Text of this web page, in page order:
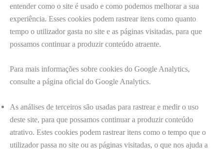
entender como o site é usado e como podemos melhorar a sua
experiência. Esses cookies podem rastrear itens como quanto
tempo o utilizador gasta no site e as páginas visitadas, para que
possamos continuar a produzir conteúdo atraente.
Para mais informações sobre cookies do Google Analytics,
consulte a página oficial do Google Analytics.
As análises de terceiros são usadas para rastrear e medir o uso
deste site, para que possamos continuar a produzir conteúdo
atrativo. Estes cookies podem rastrear itens como o tempo que o
utilizador passa no site ou as páginas visitadas, o que nos ajuda a